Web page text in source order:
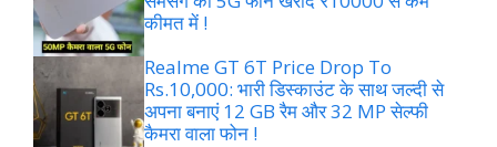
कीमत में !
Realme GT 6T Price Drop To
Rs.10,000: भारी डिस्काउंट के साथ जल्दी से
अपना बनाएं 12 GB रैम और 32 MP सेल्फी
कैमरा वाला फोन !